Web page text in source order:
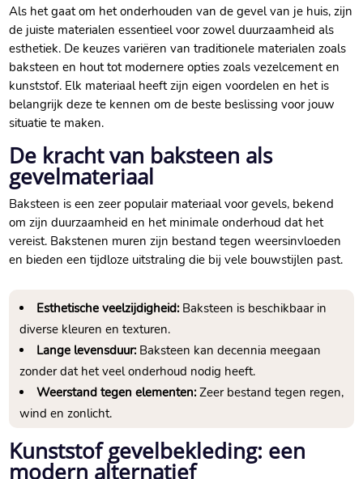
Als het gaat om het onderhouden van de gevel van je huis, zijn
de juiste materialen essentieel voor zowel duurzaamheid als
esthetiek.​ De keuzes variëren van traditionele materialen zoals
baksteen en hout tot modernere opties zoals vezelcement en
kunststof.​ Elk materiaal heeft zijn eigen voordelen en het is
belangrijk deze te kennen om de beste beslissing voor jouw
situatie te maken.​
De kracht van baksteen als
gevelmateriaal
Baksteen is een zeer populair materiaal voor gevels, bekend
om zijn duurzaamheid en het minimale onderhoud dat het
vereist.​ Bakstenen muren zijn bestand tegen weersinvloeden
en bieden een tijdloze uitstraling die bij vele bouwstijlen past.​
Esthetische veelzijdigheid:Baksteen is beschikbaar in
diverse kleuren en texturen.​
Lange levensduur:Baksteen kan decennia meegaan
zonder dat het veel onderhoud nodig heeft.​
Weerstand tegen elementen:Zeer bestand tegen regen,
wind en zonlicht.​
Kunststof gevelbekleding: een
modern alternatief